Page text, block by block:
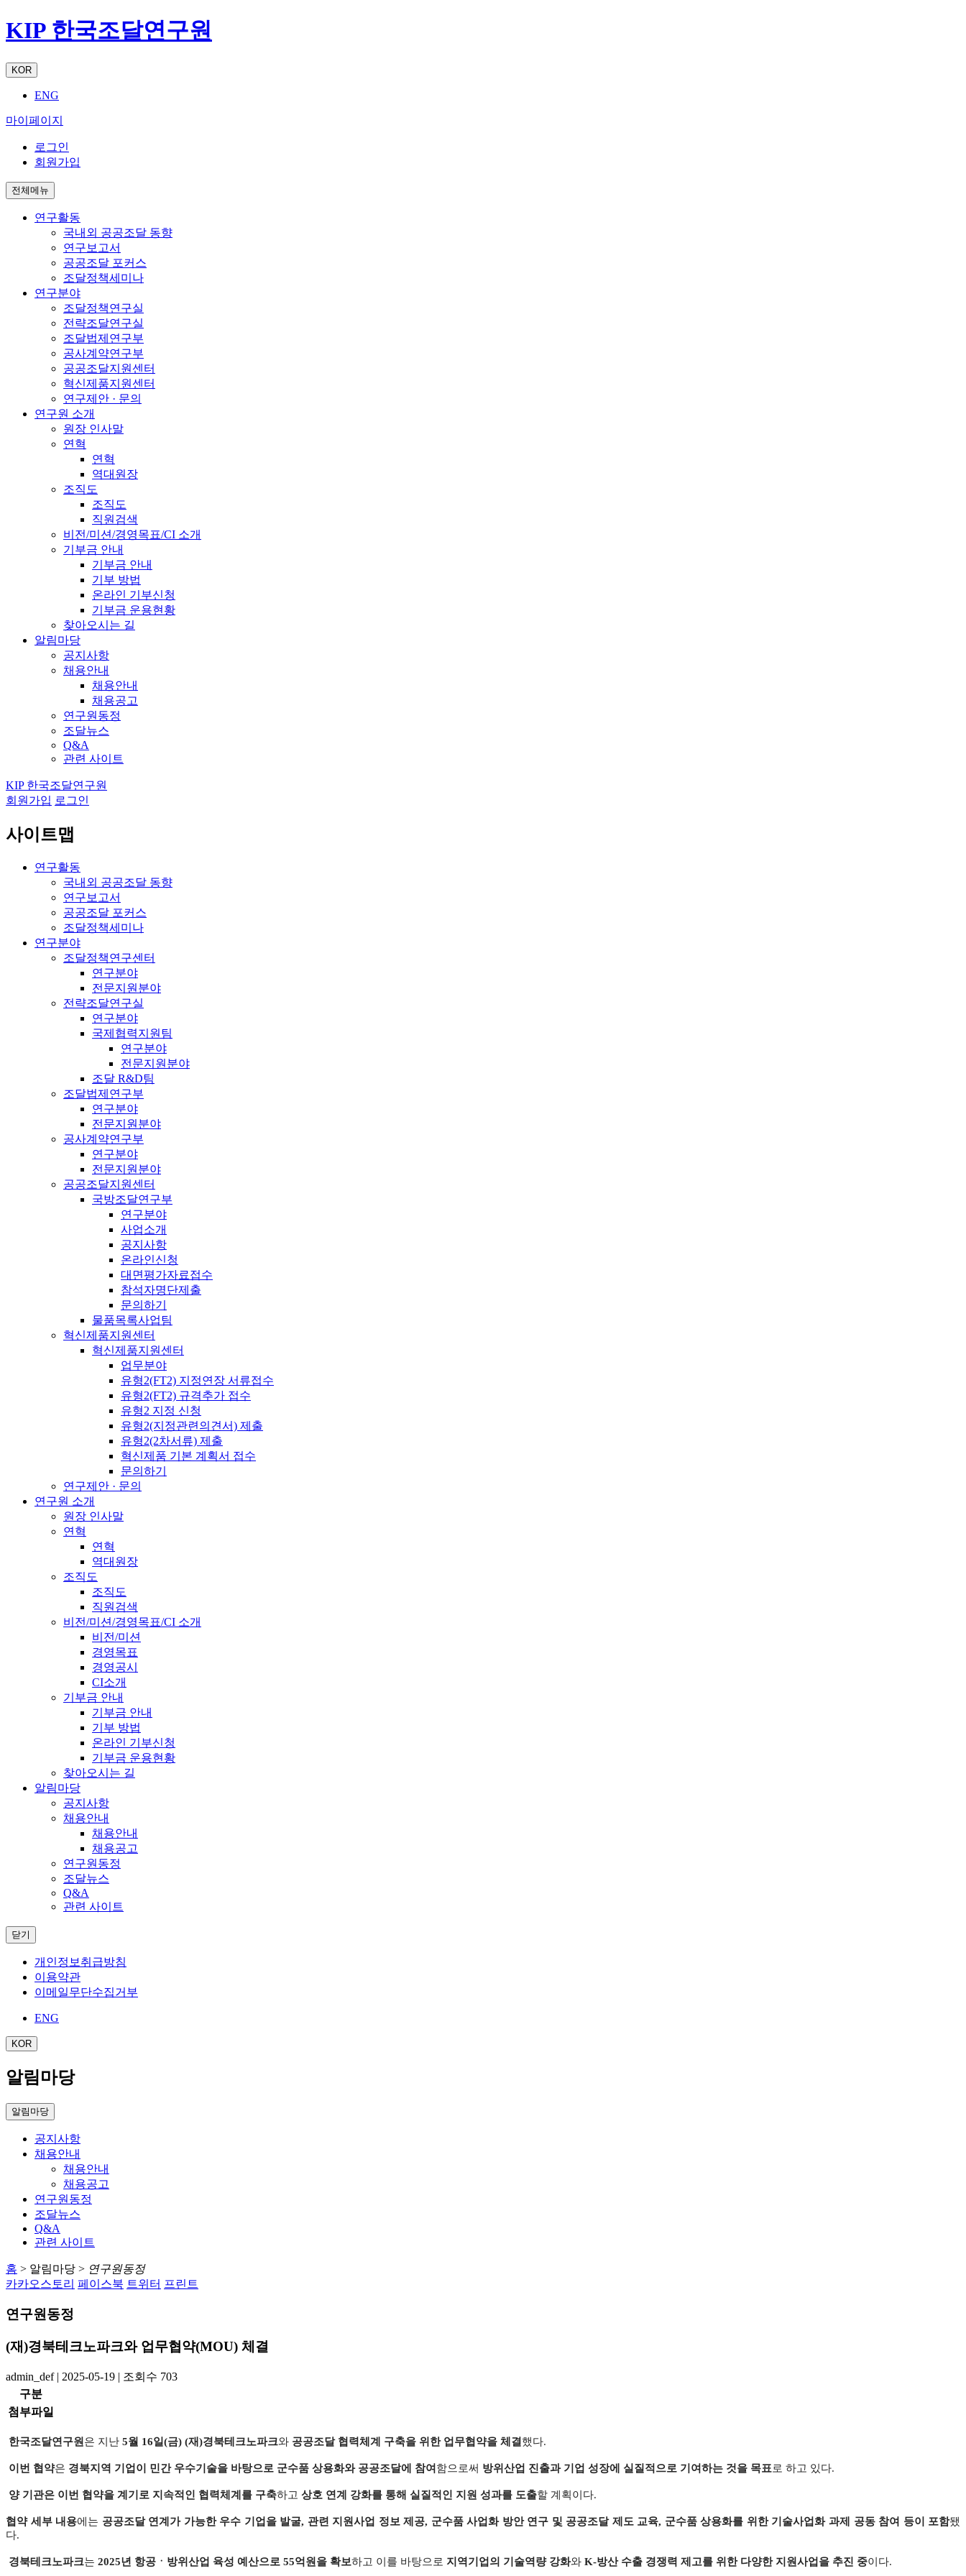
KIP 한국조달연구원
KOR
ENG
마이페이지
로그인
회원가입
전체메뉴
연구활동
국내외 공공조달 동향
연구보고서
공공조달 포커스
조달정책세미나
연구분야
조달정책연구실
전략조달연구실
조달법제연구부
공사계약연구부
공공조달지원센터
혁신제품지원센터
연구제안 · 문의
연구원 소개
원장 인사말
연혁
연혁
역대원장
조직도
조직도
직원검색
비전/미션/경영목표/CI 소개
기부금 안내
기부금 안내
기부 방법
온라인 기부신청
기부금 운용현황
찾아오시는 길
알림마당
공지사항
채용안내
채용안내
채용공고
연구원동정
조달뉴스
Q&A
관련 사이트
KIP 한국조달연구원
회원가입 로그인
사이트맵
연구활동
국내외 공공조달 동향
연구보고서
공공조달 포커스
조달정책세미나
연구분야
조달정책연구센터
연구분야
전문지원분야
전략조달연구실
연구분야
국제협력지원팀
연구분야
전문지원분야
조달 R&D팀
조달법제연구부
연구분야
전문지원분야
공사계약연구부
연구분야
전문지원분야
공공조달지원센터
국방조달연구부
연구분야
사업소개
공지사항
온라인신청
대면평가자료접수
참석자명단제출
문의하기
물품목록사업팀
혁신제품지원센터
혁신제품지원센터
업무분야
유형2(FT2) 지정연장 서류접수
유형2(FT2) 규격추가 접수
유형2 지정 신청
유형2(지정관련의견서) 제출
유형2(2차서류) 제출
혁신제품 기본 계획서 접수
문의하기
연구제안 · 문의
연구원 소개
원장 인사말
연혁
연혁
역대원장
조직도
조직도
직원검색
비전/미션/경영목표/CI 소개
비전/미션
경영목표
경영공시
CI소개
기부금 안내
기부금 안내
기부 방법
온라인 기부신청
기부금 운용현황
찾아오시는 길
알림마당
공지사항
채용안내
채용안내
채용공고
연구원동정
조달뉴스
Q&A
관련 사이트
닫기
개인정보취급방침
이용약관
이메일무단수집거부
ENG
KOR
알림마당
알림마당
공지사항
채용안내
채용안내
채용공고
연구원동정
조달뉴스
Q&A
관련 사이트
홈 > 알림마당 > 연구원동정
카카오스토리 페이스북 트위터 프린트
연구원동정
(재)경북테크노파크와 업무협약(MOU) 체결
admin_def | 2025-05-19 | 조회수 703
구분
첨부파일
한국조달연구원 은 지난 5월 16일(금) (재)경북테크노파크와 공공조달 협력체계 구축을 위한 업무협약을 체결 했다.
이번 협약은 경북지역 기업이 민간 우수기술을 바탕으로 군수품 상용화와 공공조달에 참여 함으로써 방위산업 진출과 기업 성장에 실질적으로 기여하는 것을 목표로 하고 있다.
양 기관은 이번 협약을 계기로 지속적인 협력체계를 구축하고 상호 연계 강화를 통해 실질적인 지원 성과를 도출할 계획이다.
협약 세부 내용에는 공공조달 연계가 가능한 우수 기업을 발굴, 관련 지원사업 정보 제공, 군수품 사업화 방안 연구 및 공공조달 제도 교육, 군수품 상용화를 위한 기술사업화 과제 공동 참여 등이 포함됐
다.
경북테크노파크는 2025년 항공ㆍ방위산업 육성 예산으로 55억원을 확보하고 이를 바탕으로 지역기업의 기술역량 강화와 K-방산 수출 경쟁력 제고를 위한 다양한 지원사업을 추진 중이다.